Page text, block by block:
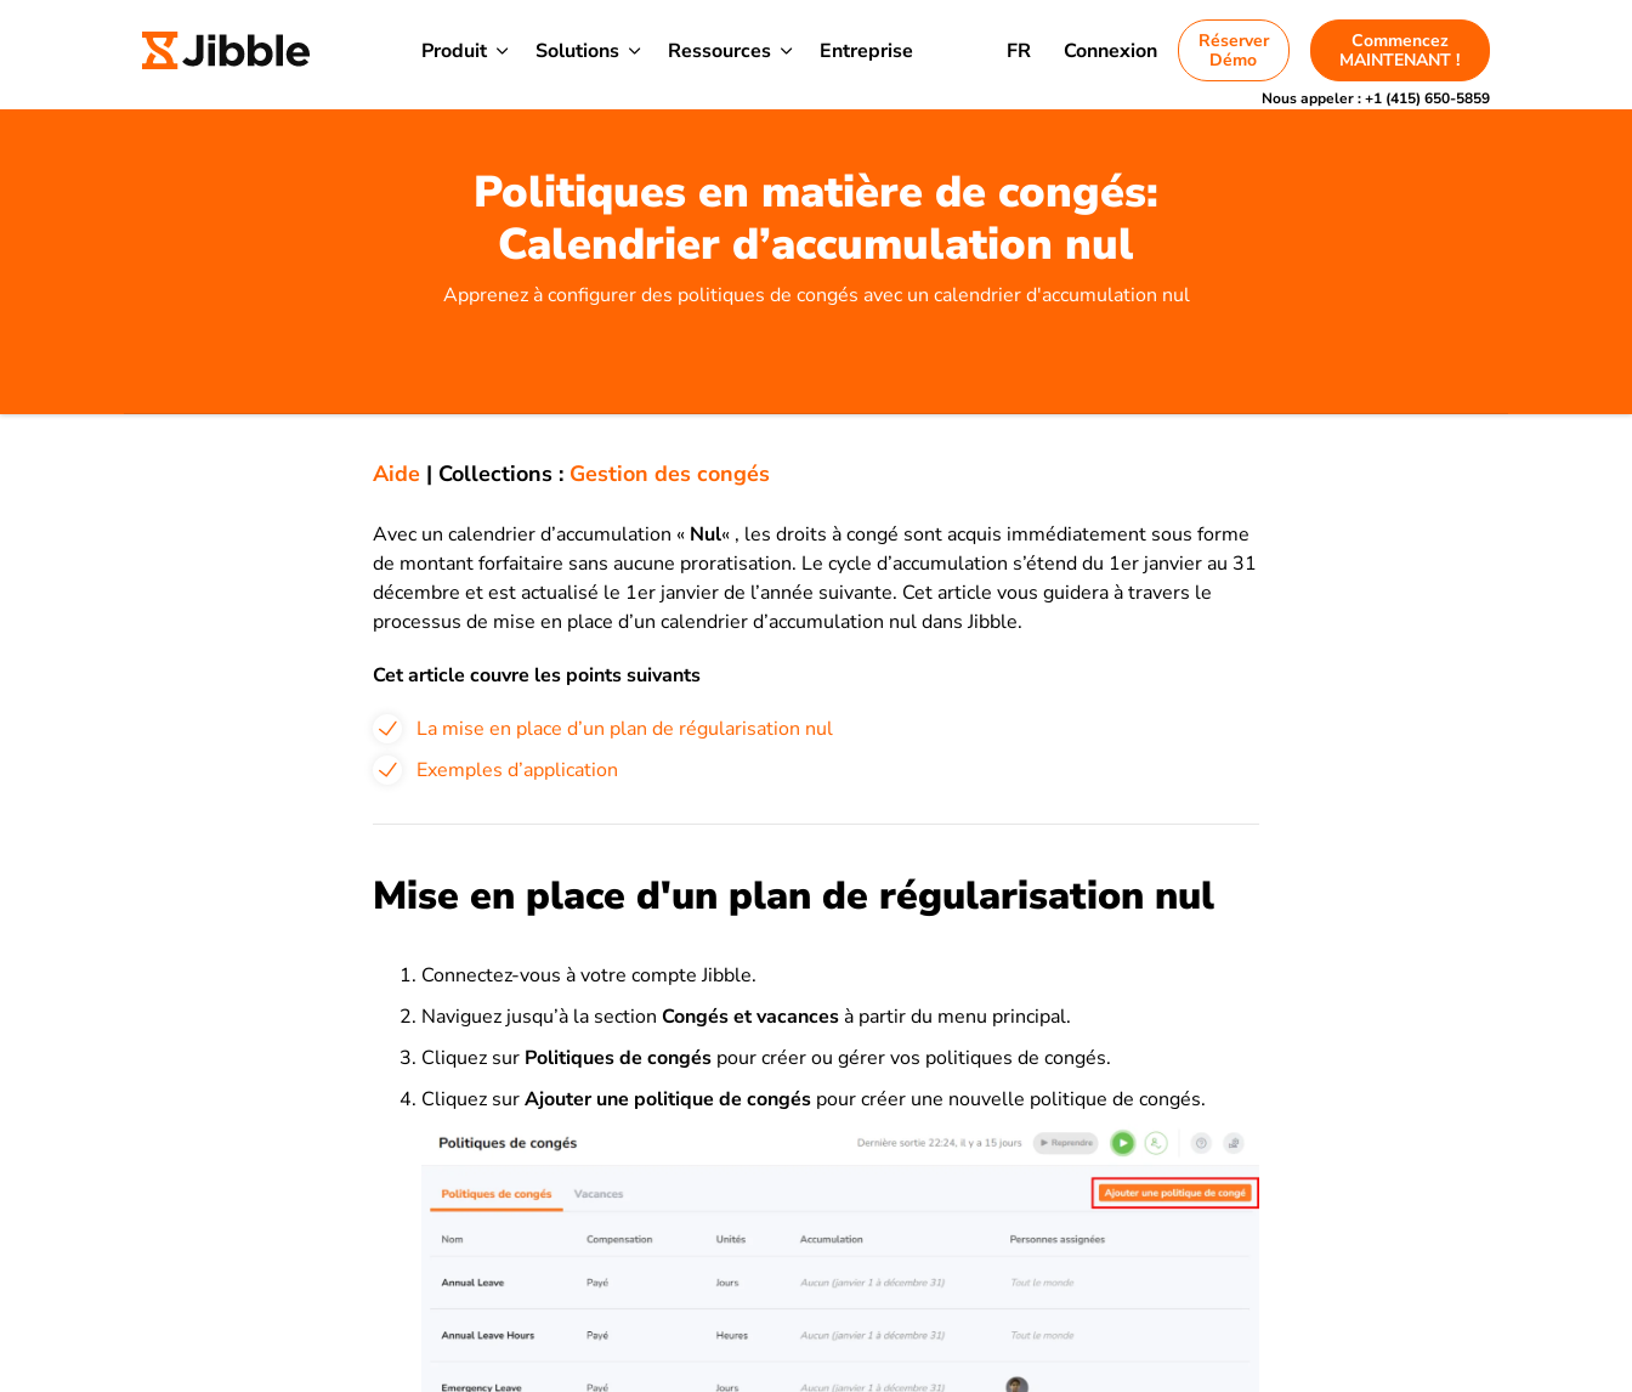
Produit Solutions Ressources Entreprise FR Connexion
Réserver
Démo
Commencez
MAINTENANT !
Nous appeler :+1 (415) 650-5859
Politiques en matière de congés:
Calendrier d’accumulation nul
Apprenez à configurer des politiques de congés avec un calendrier d'accumulation nul
Aide | Collections : Gestion des congés
Avec un calendrier d’accumulation « Nul« , les droits à congé sont acquis immédiatement sous forme
de montant forfaitaire sans aucune proratisation. Le cycle d’accumulation s’étend du 1er janvier au 31
décembre et est actualisé le 1er janvier de l’année suivante. Cet article vous guidera à travers le
processus de mise en place d’un calendrier d’accumulation nul dans Jibble.
Cet article couvre les points suivants
La mise en place d’un plan de régularisation nul
Exemples d’application
Mise en place d'un plan de régularisation nul
Connectez-vous à votre compte Jibble.
Naviguez jusqu’à la section Congéset vacancesà partir du menu principal.
Cliquez sur Politiques de congés pour créer ou gérer vos politiques de congés.
Cliquez surAjouter une politique de congés pour créer une nouvelle politique de congés.